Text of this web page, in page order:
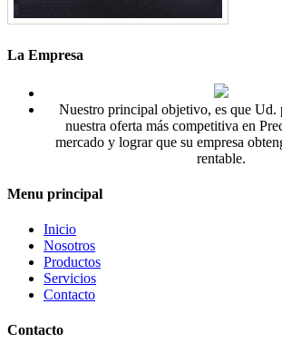
La Empresa
Nuestro principal objetivo, es que Ud.
nuestra oferta más competitiva en
mercado y lograr que su empresa
rentable.
Menu principal
Inicio
Nosotros
Productos
Servicios
Contacto
Contacto